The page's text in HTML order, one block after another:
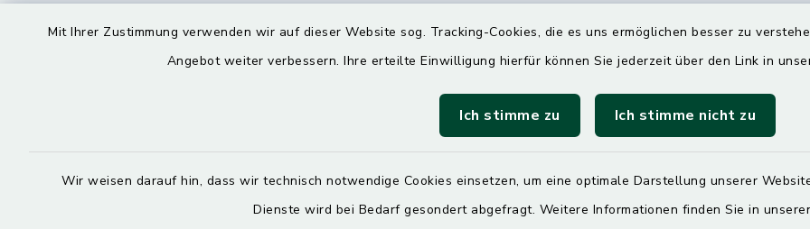
Mit Ihrer Zustimmung verwenden wir auf dieser Website sog. Tracking-Cookies, die es uns ermöglichen besser zu
Angebot weiter verbessern. Ihre erteilte Einwilligung hierfür können Sie jederzeit über den Link in
Ich stimme zu Ich stimme nicht zu
Wir weisen darauf hin, dass wir technisch notwendige Cookies einsetzen, um eine optimale Darstellung unserer
Dienste wird bei Bedarf gesondert abgefragt. Weitere Informationen finden Sie in
Kontaktdaten
08638 9435-0
Öffnungszeiten
7.30 – 13.00 Uhr
Dienstag, Mittwoch und Freitag
7.30 – 12.00 Uhr